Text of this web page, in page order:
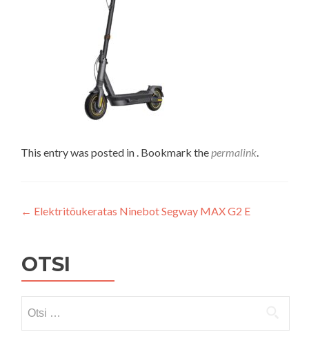
This entry was posted in . Bookmark thepermalink.
Navigeerimine
← Elektritõukeratas Ninebot Segway MAX G2 E
OTSI